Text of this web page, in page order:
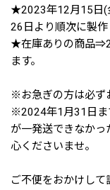
★2023年12月15日(
26日より順次に製作
★在庫ありの商品
ます。
※お急ぎの方は必ず
※2024年1月31日ま
が一発送できなか
心くださいませ。
ご不便をおかけし